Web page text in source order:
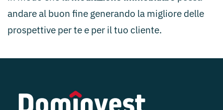
andare al buon fine generando la migliore delle
prospettive per te e per il tuo cliente.